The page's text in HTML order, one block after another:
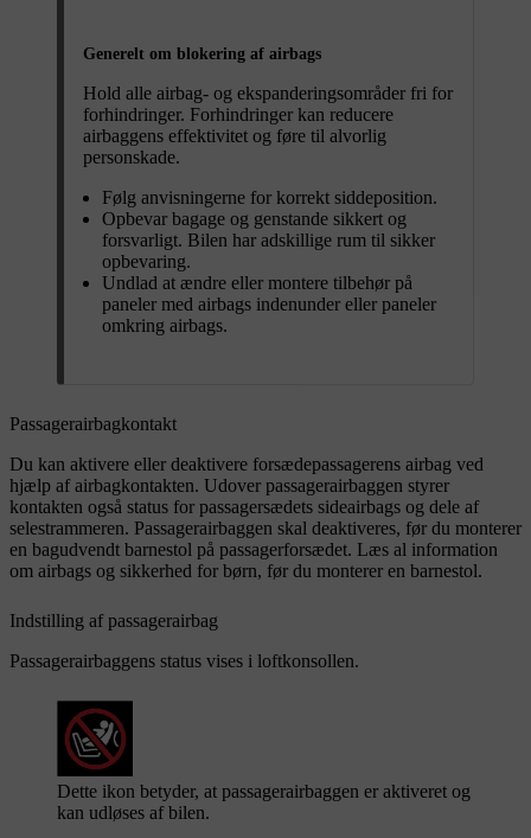
Generelt om blokering af airbags
Hold alle airbag- og ekspanderingsområder fri for
forhindringer. Forhindringer kan reducere
airbaggens effektivitet og føre til alvorlig
personskade.
Følg anvisningerne for korrekt siddeposition.
Opbevar bagage og genstande sikkert og
forsvarligt. Bilen har adskillige rum til sikker
opbevaring.
Undlad at ændre eller montere tilbehør på
paneler med airbags indenunder eller paneler
omkring airbags.
Passagerairbagkontakt
Du kan aktivere eller deaktivere forsædepassagerens airbag ved
hjælp af airbagkontakten. Udover passagerairbaggen styrer
kontakten også status for passagersædets sideairbags og dele af
selestrammeren. Passagerairbaggen skal deaktiveres, før du monterer
en bagudvendt barnestol på passagerforsædet. Læs al information
om airbags og sikkerhed for børn, før du monterer en barnestol.
Indstilling af passagerairbag
Passagerairbaggens status vises i loftkonsollen.
Dette ikon betyder, at passagerairbaggen er aktiveret og
kan udløses af bilen.